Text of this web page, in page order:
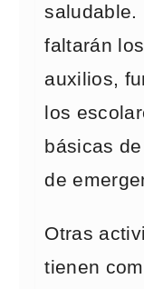
saludable.
faltarán
auxilios,
los
básicas
de
Otras
tienen